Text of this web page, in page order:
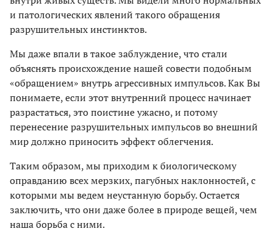
и патологических явлений такого обращения
разрушительных инстинктов.
Мы даже впали в такое заблуждение, что стали
объяснять происхождение нашей совести подобным
«обращением» внутрь агрессивных импульсов. Как Вы
понимаете, если этот внутренний процесс начинает
разрастаться, это поистине ужасно, и потому
перенесение разрушительных импульсов во внешний
мир должно приносить эффект облегчения.
Таким образом, мы приходим к биологическому
оправданию всех мерзких, пагубных наклонностей, с
которыми мы ведем неустанную борьбу. Остается
заключить, что они даже более в природе вещей, чем
наша борьба с ними.